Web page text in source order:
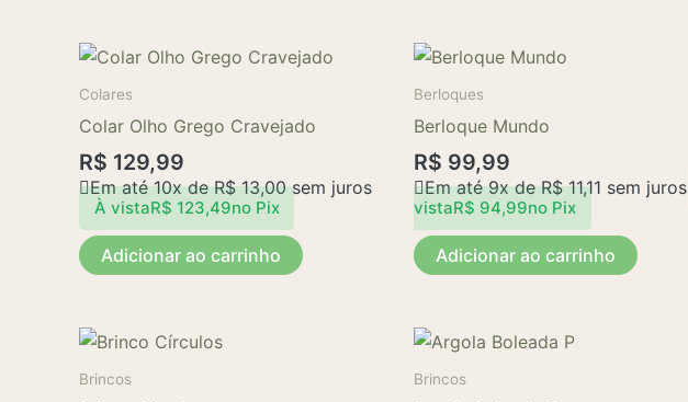
Colares
Colar Olho Grego Cravejado
R$ 129,99
Em até 10x deR$13,00sem juros
À vistaR$ 123,49no Pix
Adicionar ao carrinho
Berloques
Berloque Mundo
R$ 99,99
Em até 9x deR$11,11 sem juros
vistaR$ 94,99no Pix
Adicionar ao carrinho
Brincos Brincos